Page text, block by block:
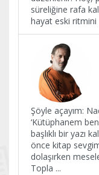
süreliğine rafa
hayat eski
Şöyle açayım:
‘Kütüphanem
başlıklı bir yazı
önce kitap
dolaşırken
Topla ...